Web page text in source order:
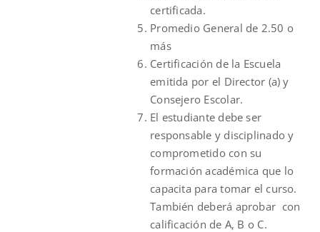
certificada.
Promedio General de 2.50 o
más
Certificación de la Escuela
emitida por el Director (a) y
Consejero Escolar.
El estudiante debe ser
responsable y disciplinado y
comprometido con su
formación académica que lo
capacita para tomar el curso.
También deberá aprobar con
calificación de A, B o C.